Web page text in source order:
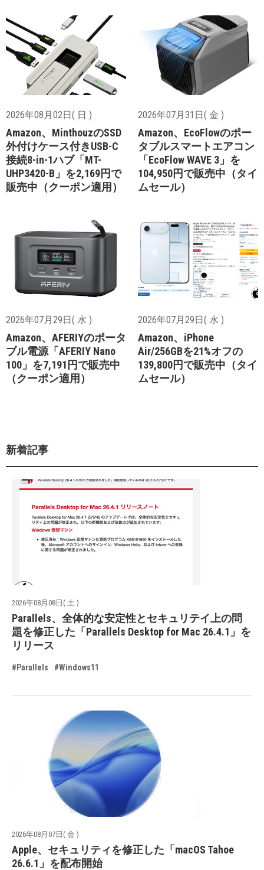
2026年08月02日( 日 )
Amazon、MinthouzのSSD
外付けケース付きUSB-C
接続8-in-1ハブ「MT-
UHP3420-B」を2,169円で
販売中（クーポン適用）
2026年07月31日( 金 )
Amazon、EcoFlowのポー
タブルスマートエアコン
「EcoFlow WAVE 3」を
104,950円で販売中（タイ
ムセール）
2026年07月29日( 水 )
Amazon、AFERIYのポータ
ブル電源「AFERIY Nano
100」を7,191円で販売中
（クーポン適用）
2026年07月29日( 水 )
Amazon、iPhone
Air/256GBを21%オフの
139,800円で販売中（タイ
ムセール）
新着記事
2026年08月08日( 土 )
Parallels、全体的な安定性とセキュリテイ上の問
題を修正した「Parallels Desktop for Mac 26.4.1」を
リリース
#Parallels #Windows11
2026年08月07日( 金 )
Apple、セキュリティを修正した「macOS Tahoe
26.6.1」を配布開始